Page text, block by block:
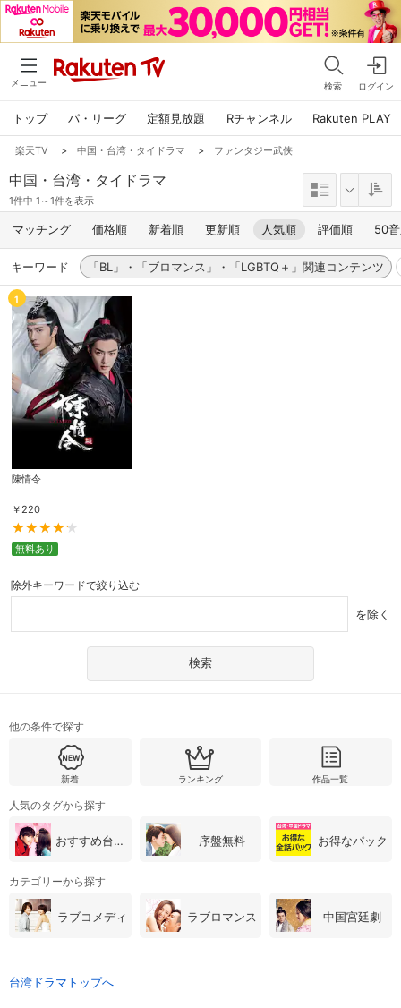
メニュー 検索 ログイン
トップ パ・リーグ 定額見放題 Rチャンネル Rakuten PLAY
楽天TV > 中国・台湾・タイドラマ > ファンタジー武侠
中国・台湾・タイドラマ
1件中 1～1件を表示
マッチング 価格順 新着順 更新順 人気順 評価順 50
キーワード 「BL」・「ブロマンス」・「LGBTQ＋」関連コンテンツ
1
陳情令
￥ 220
無料あり
除外キーワードで絞り込む
を除く
他の条件で探す
新着 ランキング 作品一覧
人気のタグから探す
おすすめ台湾・中国ドラマ 序盤無料 お得なパック
カテゴリーから探す
ラブコメディ ラブロマンス 中国宮廷劇
台湾ドラマトップへ